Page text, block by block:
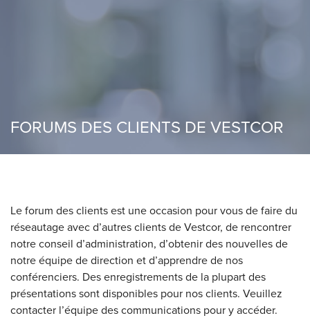
FORUMS DES CLIENTS DE VESTCOR
Le forum des clients est une occasion pour vous de faire du
réseautage avec d’autres clients de Vestcor, de rencontrer
notre conseil d’administration, d’obtenir des nouvelles de
notre équipe de direction et d’apprendre de nos
conférenciers. Des enregistrements de la plupart des
présentations sont disponibles pour nos clients. Veuillez
contacter l’équipe des communications pour y accéder.